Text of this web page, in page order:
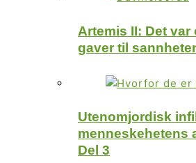
Artemis II: Det var
gaver til
Utenomjordisk
menneskehetens
Del 3